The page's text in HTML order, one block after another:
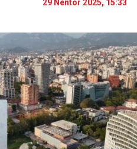
29 Nëntor 2025, 15:33